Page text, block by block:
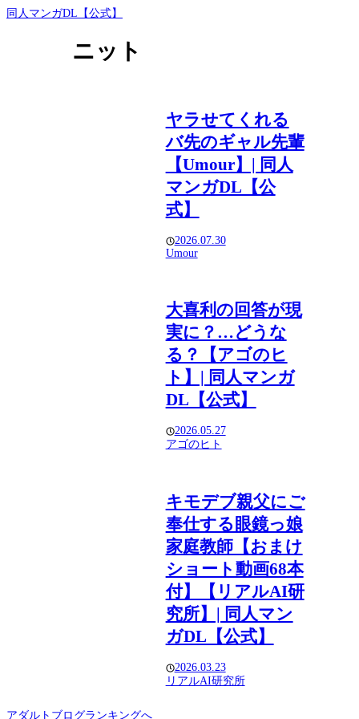
同人マンガDL【公式】
ニット
ヤラせてくれる
バ先のギャル先輩
【Umour】| 同人
マンガDL【公
式】
2026.07.30
Umour
大喜利の回答が現
実に？…どうな
る？【アゴのヒ
ト】| 同人マンガ
DL【公式】
2026.05.27
アゴのヒト
キモデブ親父にご
奉仕する眼鏡っ娘
家庭教師【おまけ
ショート動画68本
付】【リアルAI研
究所】| 同人マン
ガDL【公式】
2026.03.23
リアルAI研究所
アダルトブログランキングへ